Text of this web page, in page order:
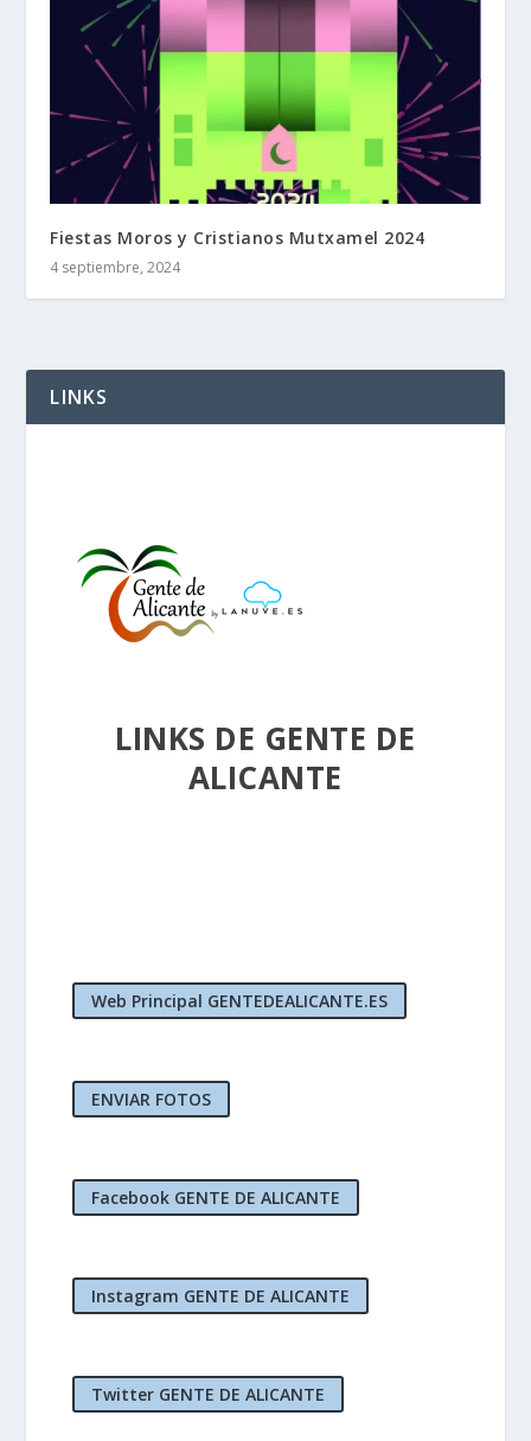
Fiestas Moros y Cristianos Mutxamel 2024
4 septiembre, 2024
LINKS
LINKS DE GENTE DE
ALICANTE
Web Principal GENTEDEALICANTE.ES
ENVIAR FOTOS
Facebook GENTE DE ALICANTE
Instagram GENTE DE ALICANTE
Twitter GENTE DE ALICANTE